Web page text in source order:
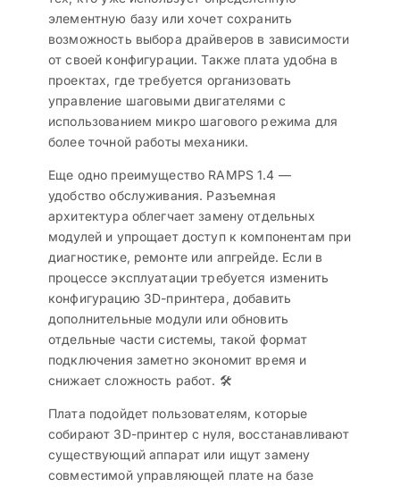
элементную базу или хочет сохранить
возможность выбора драйверов в зависимости
от своей конфигурации. Также плата удобна в
проектах, где требуется организовать
управление шаговыми двигателями с
использованием микро шагового режима для
более точной работы механики.
Еще одно преимущество RAMPS 1.4 —
удобство обслуживания. Разъемная
архитектура облегчает замену отдельных
модулей и упрощает доступ к компонентам при
диагностике, ремонте или апгрейде. Если в
процессе эксплуатации требуется изменить
конфигурацию 3D-принтера, добавить
дополнительные модули или обновить
отдельные части системы, такой формат
подключения заметно экономит время и
снижает сложность работ. 🛠️
Плата подойдет пользователям, которые
собирают 3D-принтер с нуля, восстанавливают
существующий аппарат или ищут замену
совместимой управляющей плате на базе